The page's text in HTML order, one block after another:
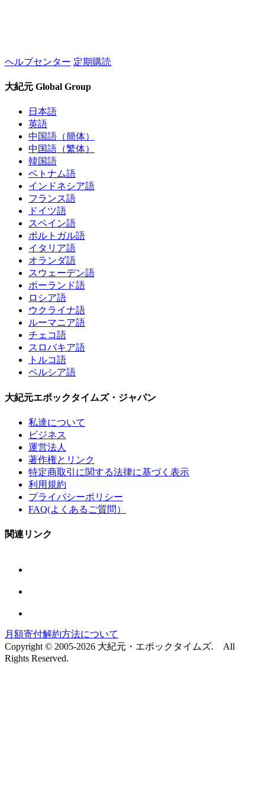
ヘルプセンター 定期購読
大紀元 Global Group
日本語
英語
中国語（簡体）
中国語（繁体）
韓国語
ベトナム語
インドネシア語
フランス語
ドイツ語
スペイン語
ポルトガル語
イタリア語
オランダ語
スウェーデン語
ポーランド語
ロシア語
ウクライナ語
ルーマニア語
チェコ語
スロバキア語
トルコ語
ペルシア語
大紀元エポックタイムズ・ジャパン
私達について
ビジネス
運営法人
著作権とリンク
特定商取引に関する法律に基づく表示
利用規約
プライバシーポリシー
FAQ(よくあるご質問）
関連リンク
月額寄付解約方法について
Copyright © 2005-2026 大紀元・エポックタイムズ. All
Rights Reserved.